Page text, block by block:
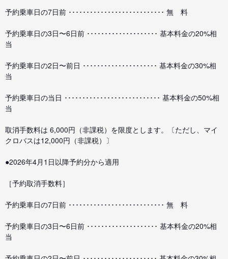
予約乗車日の7日前 ･･･････････････････････････ 無 料
予約乗車日の3日〜6日前 ････････････････････ 基本料金の20%相
当
予約乗車日の2日〜前日 ･････････････････････ 基本料金の30%相
当
予約乗車日の当日 ･･･････････････････････････ 基本料金の50%相
当
取消手数料は 6,000円（非課税）を限度とします。〔ただし、マイ
クロバスは12,000円（非課税）〕
●2026年4月1日以降予約分から適用
［予約取消手数料］
予約乗車日の7日前 ･･･････････････････････････ 無 料
予約乗車日の3日〜6日前 ････････････････････ 基本料金の20%相
当